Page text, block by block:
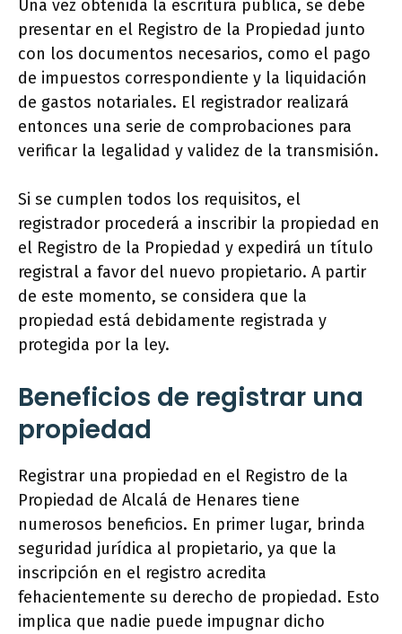
Una vez obtenida la escritura pública, se debe
presentar en el Registro de la Propiedad junto
con los documentos necesarios, como el pago
de impuestos correspondiente y la liquidación
de gastos notariales. El registrador realizará
entonces una serie de comprobaciones para
verificar la legalidad y validez de la transmisión.
Si se cumplen todos los requisitos, el
registrador procederá a inscribir la propiedad en
el Registro de la Propiedad y expedirá un título
registral a favor del nuevo propietario. A partir
de este momento, se considera que la
propiedad está debidamente registrada y
protegida por la ley.
Beneficios de registrar una
propiedad
Registrar una propiedad en el Registro de la
Propiedad de Alcalá de Henares tiene
numerosos beneficios. En primer lugar, brinda
seguridad jurídica al propietario, ya que la
inscripción en el registro acredita
fehacientemente su derecho de propiedad. Esto
implica que nadie puede impugnar dicho